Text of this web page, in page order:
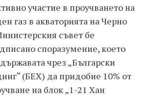
участие в проучването на
газ в акваторията на Черно
съвет бе
споразумение, което
чрез „Български
(БЕХ) да придобие 10% от
на блок „1-21 Хан